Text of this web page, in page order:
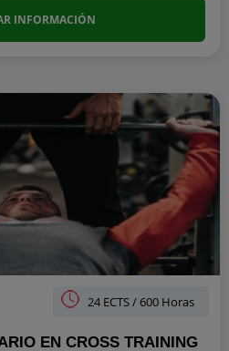
INFORMACIÓN
24 ECTS / 600 Horas
EN CROSS TRAINING